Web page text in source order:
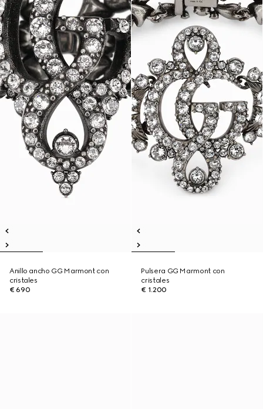
Anillo ancho GG Marmont con
cristales
€ 690
Pulsera GG Marmont con
cristales
€ 1.200